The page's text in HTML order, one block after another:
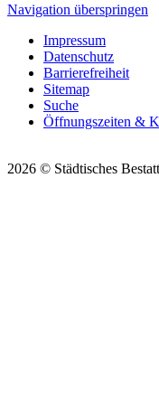
Navigation überspringen
Impressum
Datenschutz
Barrierefreiheit
Sitemap
Suche
Öffnungszeiten &
2026 © Städtisches